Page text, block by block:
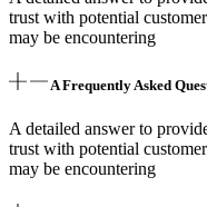
trust with potential
may be encountering
A Frequently Asked
A detailed answer to
trust with potential
may be encountering